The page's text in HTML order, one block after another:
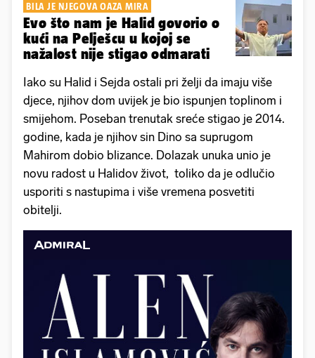
BILA JE NJEGOVA OAZA MIRA
Evo što nam je Halid govorio o
kući na Pelješcu u kojoj se
nažalost nije stigao odmarati
Iako su Halid i Sejda ostali pri želji da imaju više
djece, njihov dom uvijek je bio ispunjen toplinom i
smijehom. Poseban trenutak sreće stigao je 2014.
godine, kada je njihov sin Dino sa suprugom
Mahirom dobio blizance. Dolazak unuka unio je
novu radost u Halidov život, toliko da je odlučio
usporiti s nastupima i više vremena posvetiti
obitelji.